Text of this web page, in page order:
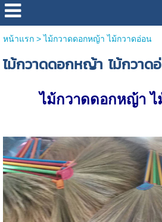
หน้าแรก>ไม้กวาดดอกหญ้า ไม้กวาดอ่อน
ไม้กวาดดอกหญ้า ไม้กวาด
ไม้กวาดดอกหญ้า ไ